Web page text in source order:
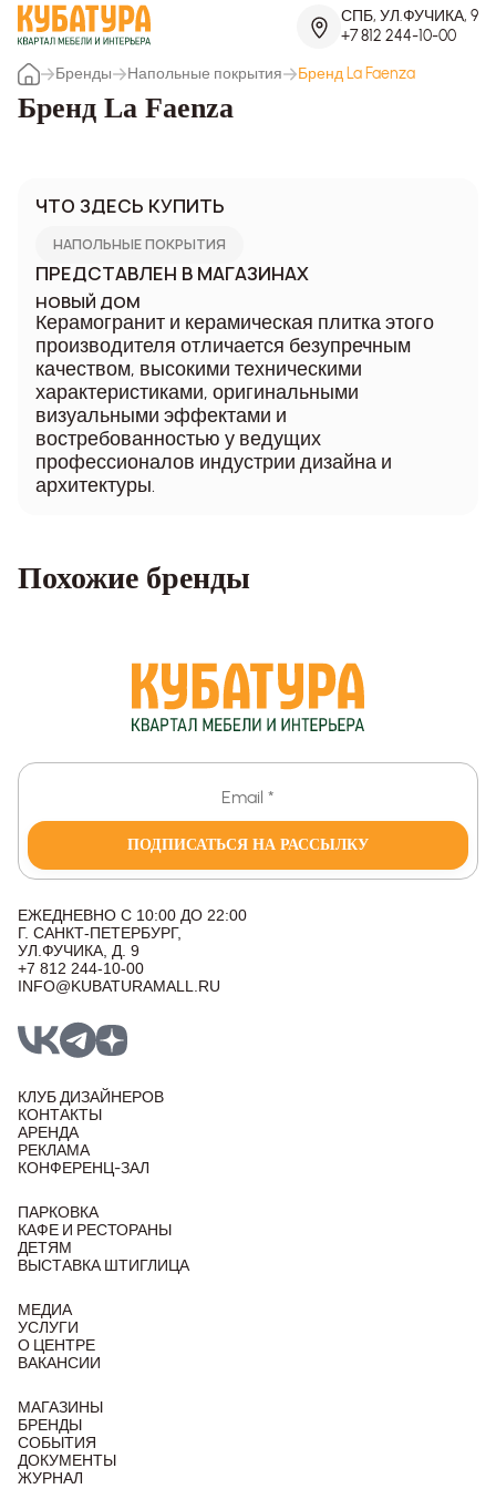
СПБ, УЛ.ФУЧИКА, 9
+7 812 244-10-00
Бренды
Напольные покрытия Бренд La Faenza
Бренд La Faenza
ЧТО ЗДЕСЬ КУПИТЬ
НАПОЛЬНЫЕ ПОКРЫТИЯ
ПРЕДСТАВЛЕН В МАГАЗИНАХ
НОВЫЙ ДОМ
Керамогранит и керамическая плитка этого
производителя отличается безупречным
качеством, высокими техническими
характеристиками, оригинальными
визуальными эффектами и
востребованностью у ведущих
профессионалов индустрии дизайна и
архитектуры.
Похожие бренды
ПОДПИСАТЬСЯ НА РАССЫЛКУ
ЕЖЕДНЕВНО С 10:00 ДО 22:00
Г. САНКТ-ПЕТЕРБУРГ,
УЛ.ФУЧИКА, Д. 9
+7 812 244-10-00
INFO@KUBATURAMALL.RU
КЛУБ ДИЗАЙНЕРОВ
КОНТАКТЫ
АРЕНДА
РЕКЛАМА
КОНФЕРЕНЦ-ЗАЛ
ПАРКОВКА
КАФЕ И РЕСТОРАНЫ
ДЕТЯМ
ВЫСТАВКА ШТИГЛИЦА
МЕДИА
УСЛУГИ
О ЦЕНТРЕ
ВАКАНСИИ
МАГАЗИНЫ
БРЕНДЫ
СОБЫТИЯ
ДОКУМЕНТЫ
ЖУРНАЛ